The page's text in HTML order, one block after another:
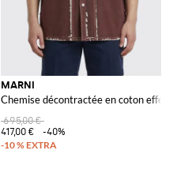
MARNI
Chemise décontractée en coton effet
695,00 €
417,00 €
-40%